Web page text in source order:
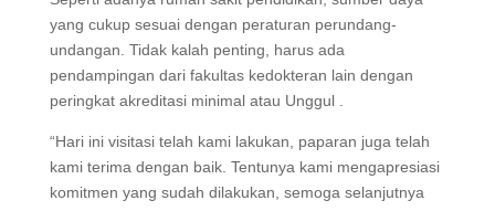
yang cukup sesuai dengan peraturan perundang-
undangan. Tidak kalah penting, harus ada
pendampingan dari fakultas kedokteran lain dengan
peringkat akreditasi minimal atau Unggul .
“Hari ini visitasi telah kami lakukan, paparan juga telah
kami terima dengan baik. Tentunya kami mengapresiasi
komitmen yang sudah dilakukan, semoga selanjutnya